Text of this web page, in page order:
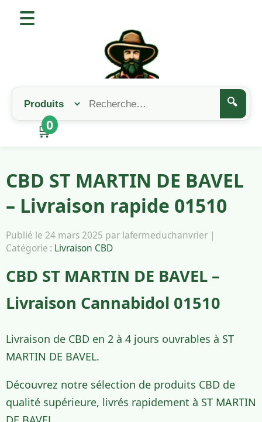
🔍
🛒
0
CBD ST MARTIN DE BAVEL
– Livraison rapide 01510
Publié le 24 mars 2025 par lafermeduchanvrier |
Catégorie : Livraison CBD
CBD ST MARTIN DE BAVEL –
Livraison Cannabidol 01510
Livraison de CBD en 2 à 4 jours ouvrables à ST
MARTIN DE BAVEL.
Découvrez notre sélection de produits CBD de
qualité supérieure, livrés rapidement à ST MARTIN